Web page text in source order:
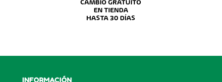
CAMBIO GRATUITO
EN TIENDA
HASTA 30 DÍAS
INFORMACIÓN